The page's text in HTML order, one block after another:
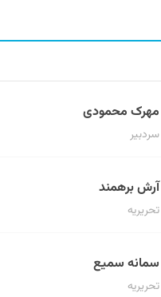
مهرک محمودی
سردبیر
آرش برهمند
تحریریه
سمانه سمیع
تحریریه